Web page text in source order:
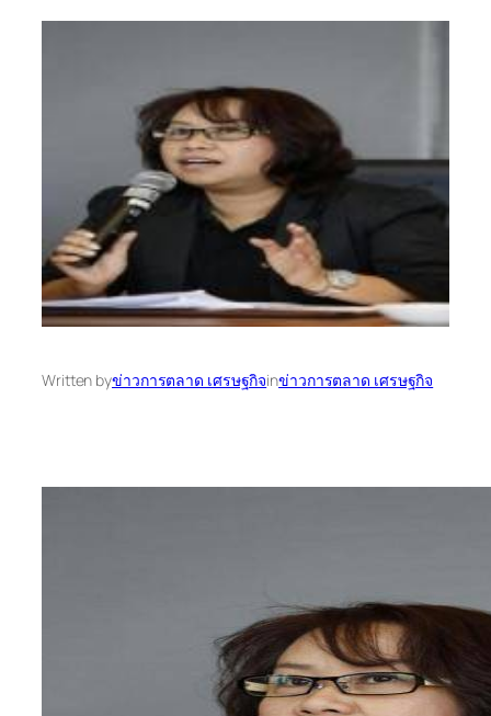
Written byข่าวการตลาด เศรษฐกิจinข่าวการตลาด เศรษฐกิจ